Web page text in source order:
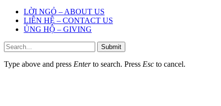
LỜI NGỎ – ABOUT US
LIÊN HỆ – CONTACT US
ỦNG HỘ – GIVING
Submit
Type above and press Enterto search. Press Esc to cancel.